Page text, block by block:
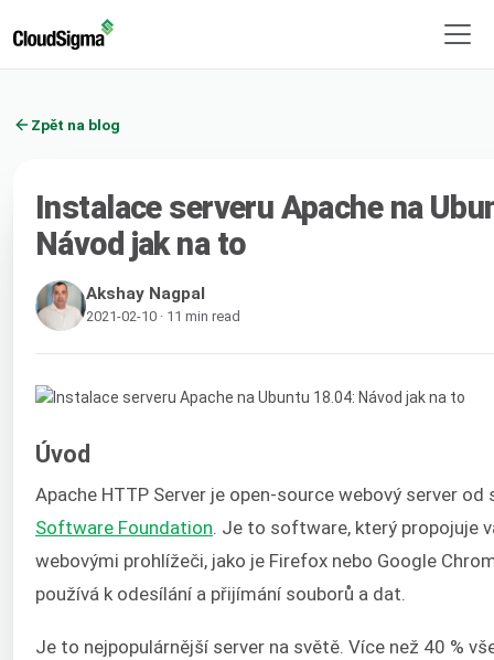
Zpět na blog
Instalace serveru Apache na
Návod jak na to
Akshay Nagpal
2021-02-10 · 11 min read
Úvod
Apache HTTP Server je open-source webový server
Software Foundation . Je to software, který propojuje
webovými prohlížeči, jako je Firefox nebo Google
používá k odesílání a přijímání souborů a dat.
Je to nejpopulárnější server na světě. Více než 40 %